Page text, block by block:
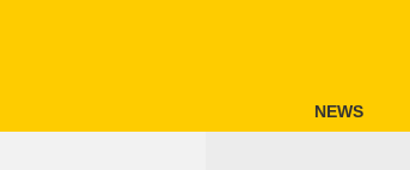
NEWS